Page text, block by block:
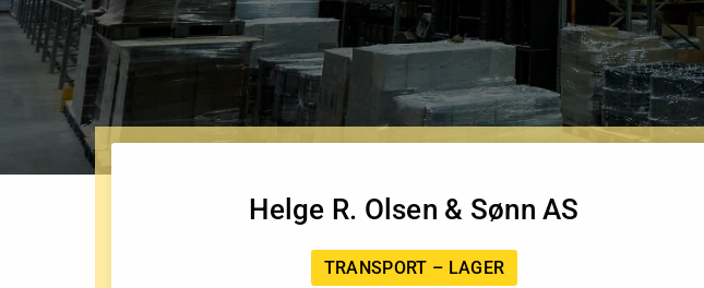
Helge R. Olsen & Sønn AS
TRANSPORT – LAGER